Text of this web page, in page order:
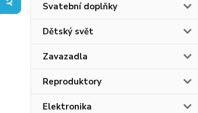
Svatební doplňky
Dětský svět
Zavazadla
Reproduktory
Elektronika